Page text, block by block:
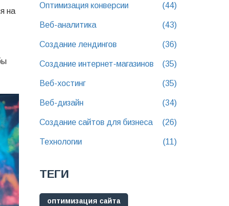
на
Оптимизация конверсии (44)
Веб-аналитика (43)
Создание лендингов (36)
Создание интернет-магазинов (35)
Веб-хостинг (35)
Веб-дизайн (34)
Создание сайтов для бизнеса (26)
Технологии (11)
ТЕГИ
оптимизация сайта